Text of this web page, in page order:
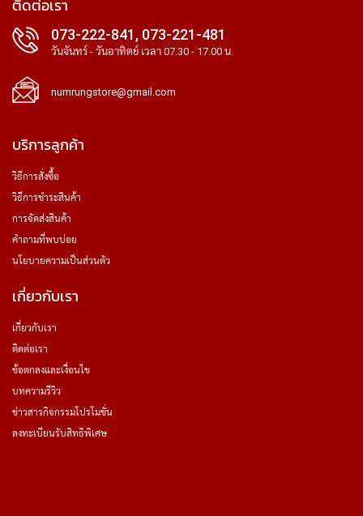
ติดต่อเรา
073-222-841, 073-221-481
วันจันทร์ - วันอาทิตย์ เวลา 07.30 - 17.00 น.
numrungstore@gmail.com
บริการลูกค้า
วิธีการสั่งซื้อ
วิธีการชำระสินค้า
การจัดส่งสินค้า
คำถามที่พบบ่อย
นโยบายความเป็นส่วนตัว
เกี่ยวกับเรา
เกี่ยวกับเรา
ติดต่อเรา
ข้อตกลงและเงื่อนไข
บทความรีวิว
ข่าวสารกิจกรรมโปรโมชั่น
ลงทะเบียนรับสิทธิพิเศษ